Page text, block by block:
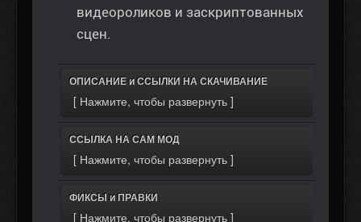
видеороликов и заскриптованных
сцен.
ОПИСАНИЕ и ССЫЛКИ НА СКАЧИВАНИЕ
ССЫЛКА НА САМ МОД
ФИКСЫ и ПРАВКИ